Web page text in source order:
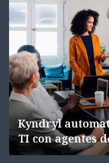
Kyndryl
TI con agentes